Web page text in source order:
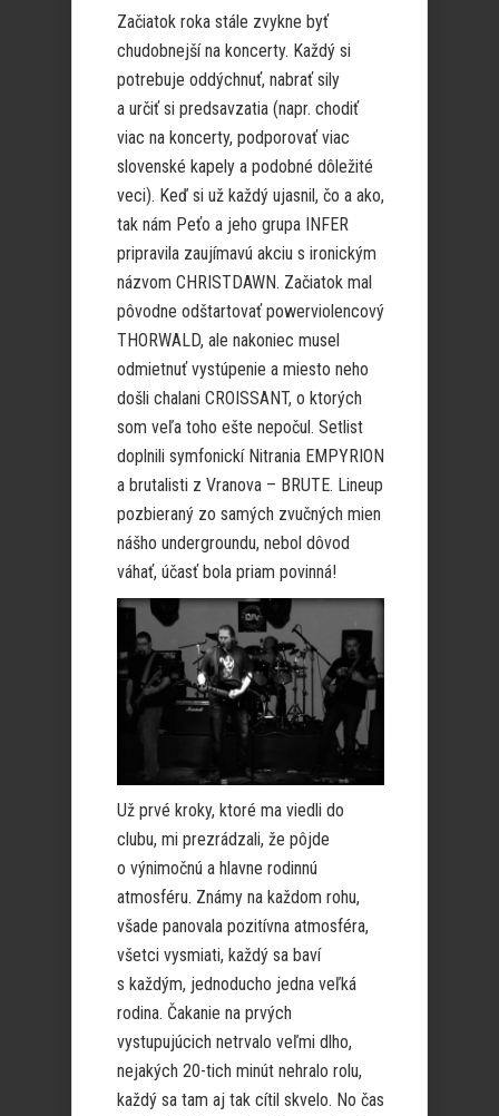
Začiatok roka stále zvykne byť
chudobnejší na koncerty. Každý si
potrebuje oddýchnuť, nabrať sily
a určiť si predsavzatia (napr. chodiť
viac na koncerty, podporovať viac
slovenské kapely a podobné dôležité
veci). Keď si už každý ujasnil, čo a ako,
tak nám Peťo a jeho grupa INFER
pripravila zaujímavú akciu s ironickým
názvom CHRISTDAWN. Začiatok mal
pôvodne odštartovať powerviolencový
THORWALD, ale nakoniec musel
odmietnuť vystúpenie a miesto neho
došli chalani CROISSANT, o ktorých
som veľa toho ešte nepočul. Setlist
doplnili symfonickí Nitrania EMPYRION
a brutalisti z Vranova – BRUTE. Lineup
pozbieraný zo samých zvučných mien
nášho undergroundu, nebol dôvod
váhať, účasť bola priam povinná!
Už prvé kroky, ktoré ma viedli do
clubu, mi prezrádzali, že pôjde
o výnimočnú a hlavne rodinnú
atmosféru. Známy na každom rohu,
všade panovala pozitívna atmosféra,
všetci vysmiati, každý sa baví
s každým, jednoducho jedna veľká
rodina. Čakanie na prvých
vystupujúcich netrvalo veľmi dlho,
nejakých 20-tich minút nehralo rolu,
každý sa tam aj tak cítil skvelo. No čas